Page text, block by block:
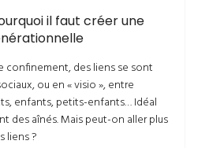
il faut créer une
confinement, des liens se sont
ou en « visio », entre
enfants, petits-enfants… Idéal
des aînés. Mais peut-on aller plus
liens ?